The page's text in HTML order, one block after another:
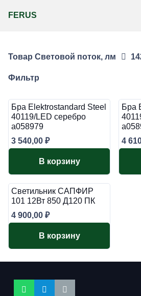
FERUS
Товар Световой поток, лм
Фильтр
Бра Elektrostandard Steel
40119/LED серебро
a058979
3 540,00 ₽
В корзину
Бра
4
Светильник САПФИР
101 12Вт 850 Д120 ПК
4 900,00 ₽
В корзину